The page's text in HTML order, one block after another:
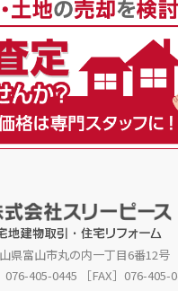
県富山市丸の内一丁目6番12号
076-405-0445
［FAX］076-405-